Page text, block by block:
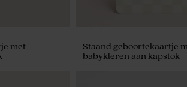
met
Staand geboortekaartje
babykleren aan kapstok